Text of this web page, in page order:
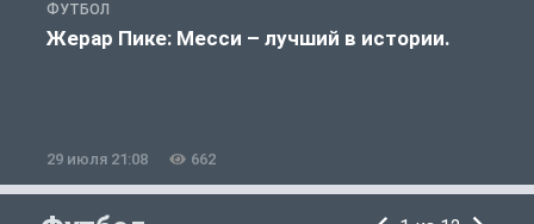
ФУТБОЛ
Жерар Пике: Месси – лучший в истории.
29 июля 21:08 662